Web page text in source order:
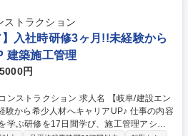
ーチ方針を共有≪2≫アプローチ：現場
視点で案件創出を支援≪3≫調整業務：基
、メーカー／協力会社との調整≪4≫フォ
因切り分け 募集職種 ＜SE 岐阜
93%/残業11h/安心のNTTグループ
ストラクション
】入社時研修3ヶ月!!未経験から
建築施工管理
円
ン 求人名 【岐阜/建設エン
希少人材へキャリアUP♪ 仕事の内容
学ぶ研修を17日間学び、施工管理アシス